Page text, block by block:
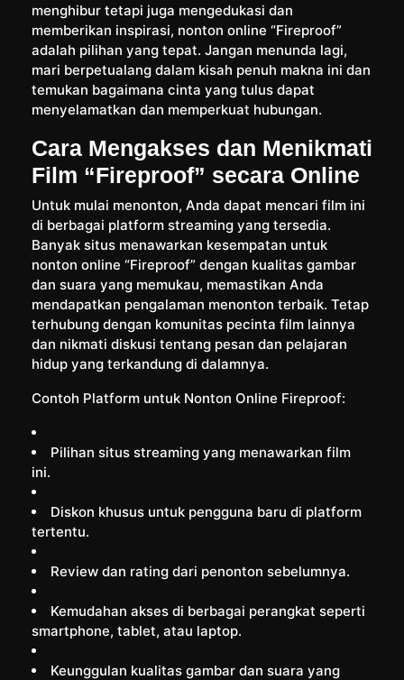
menghibur tetapi juga mengedukasi dan
memberikan inspirasi, nonton online “Fireproof”
adalah pilihan yang tepat. Jangan menunda lagi,
mari berpetualang dalam kisah penuh makna ini dan
temukan bagaimana cinta yang tulus dapat
menyelamatkan dan memperkuat hubungan.
Cara Mengakses dan Menikmati
Film “Fireproof” secara Online
Untuk mulai menonton, Anda dapat mencari film ini
di berbagai platform streaming yang tersedia.
Banyak situs menawarkan kesempatan untuk
nonton online “Fireproof” dengan kualitas gambar
dan suara yang memukau, memastikan Anda
mendapatkan pengalaman menonton terbaik. Tetap
terhubung dengan komunitas pecinta film lainnya
dan nikmati diskusi tentang pesan dan pelajaran
hidup yang terkandung di dalamnya.
Contoh Platform untuk Nonton Online Fireproof:
Pilihan situs streaming yang menawarkan film
ini.
Diskon khusus untuk pengguna baru di platform
tertentu.
Review dan rating dari penonton sebelumnya.
Kemudahan akses di berbagai perangkat seperti
smartphone, tablet, atau laptop.
Keunggulan kualitas gambar dan suara yang